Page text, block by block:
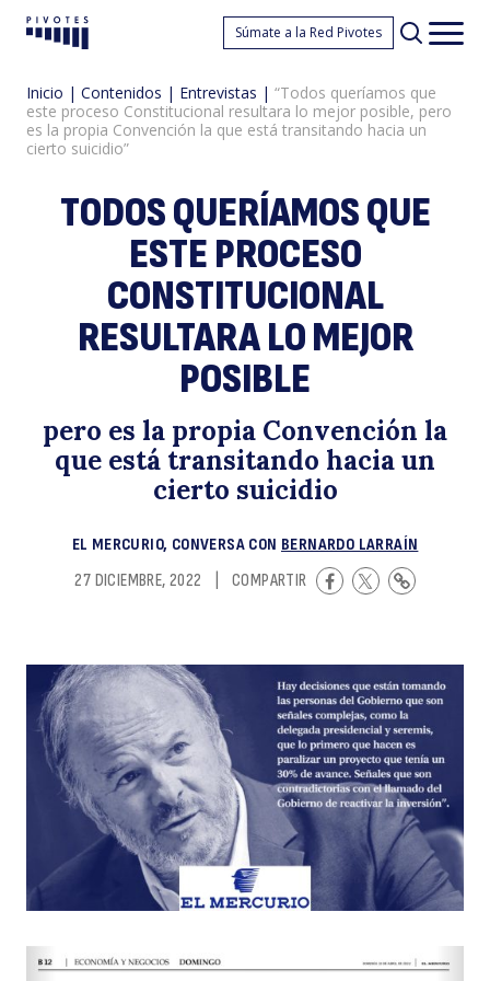
Pivotes Súmate a la Red Pivotes
Inicio | Contenidos | Entrevistas | “Todos queríamos que
este proceso Constitucional resultara lo mejor posible, pero
es la propia Convención la que está transitando hacia un
cierto suicidio”
TODOS QUERÍAMOS QUE
ESTE PROCESO
CONSTITUCIONAL
RESULTARA LO MEJOR
POSIBLE
pero es la propia Convención la
que está transitando hacia un
cierto suicidio
EL MERCURIO, CONVERSA CON BERNARDO LARRAÍN
27 DICIEMBRE, 2022
COMPARTIR